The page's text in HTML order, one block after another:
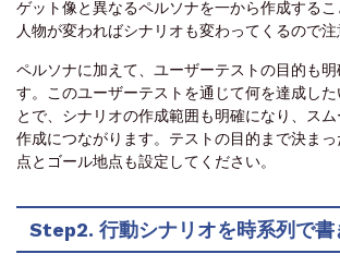
ゲット像と異なるペルソナを一から作成するこ
人物が変わればシナリオも変わってくるので注
ペルソナに加えて、ユーザーテストの目的も明
す。このユーザーテストを通じて何を達成した
とで、シナリオの作成範囲も明確になり、ス
作成につながります。テストの目的まで決ま
点とゴール地点も設定してください。
Step2. 行動シナリオを時系列で書